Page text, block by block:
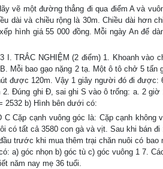
vẽ một đường thẳng đi qua điểm A và
dài và chiều rộng là 30m. Chiều dài hơn
hình giá 55 000 đồng. Mỗi ngày An để
I. TRẮC NGHIỆM (2 điểm) 1. Khoanh vào
Mỗi bao gạo nặng 2 tạ. Một ô tô chở 5
được 120m. Vậy 1 giây người đó đi được:
2. Đúng ghi Đ, sai ghi S vào ô trống: a. 2
2532 b) Hình bên dưới có:
C Cặp cạnh vuông góc là: Cặp cạnh
có tất cả 3580 con gà và vịt. Sau khi bán
trước khi mua thêm trại chăn nuôi có
a) góc nhọn b) góc tù c) góc vuông 1 7.
năm nay mẹ 36 tuổi.